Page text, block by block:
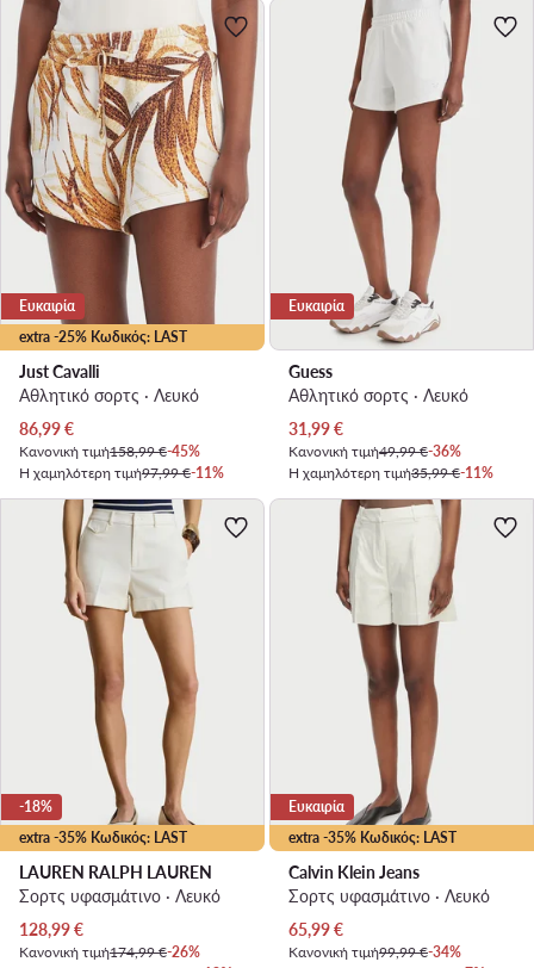
extra -25% Κωδικός: LAST
Ευκαιρία
Just Cavalli
Αθλητικό σορτς · Λευκό
Τρέχουσα τιμή
86,99€
Κανονική τιμή158,99 €-45%
Η χαμηλότερη τιμή97,99 €-11%
Ευκαιρία
Guess
Αθλητικό σορτς · Λευκό
Τρέχουσα τιμή
31,99€
Κανονική τιμή49,99 €-36%
Η χαμηλότερη τιμή35,99 €-11%
extra -35% Κωδικός: LAST
-18%
LAUREN RALPH LAUREN
Σορτς υφασμάτινο · Λευκό
Τρέχουσα τιμή
128,99€
Κανονική τιμή174,99 €-26%
extra -35% Κωδικός: LAST
Ευκαιρία
Calvin Klein Jeans
Σορτς υφασμάτινο · Λευκό
Τρέχουσα τιμή
65,99€
Κανονική τιμή99,99 €-34%